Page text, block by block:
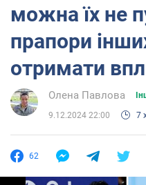
можна їх не
прапори
отримати
Олена Павлова
9.12.2024 22:00 7
62